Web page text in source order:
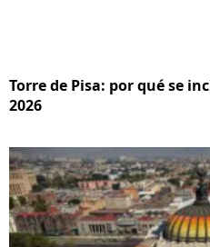
Torre de Pisa: por qué se
2026